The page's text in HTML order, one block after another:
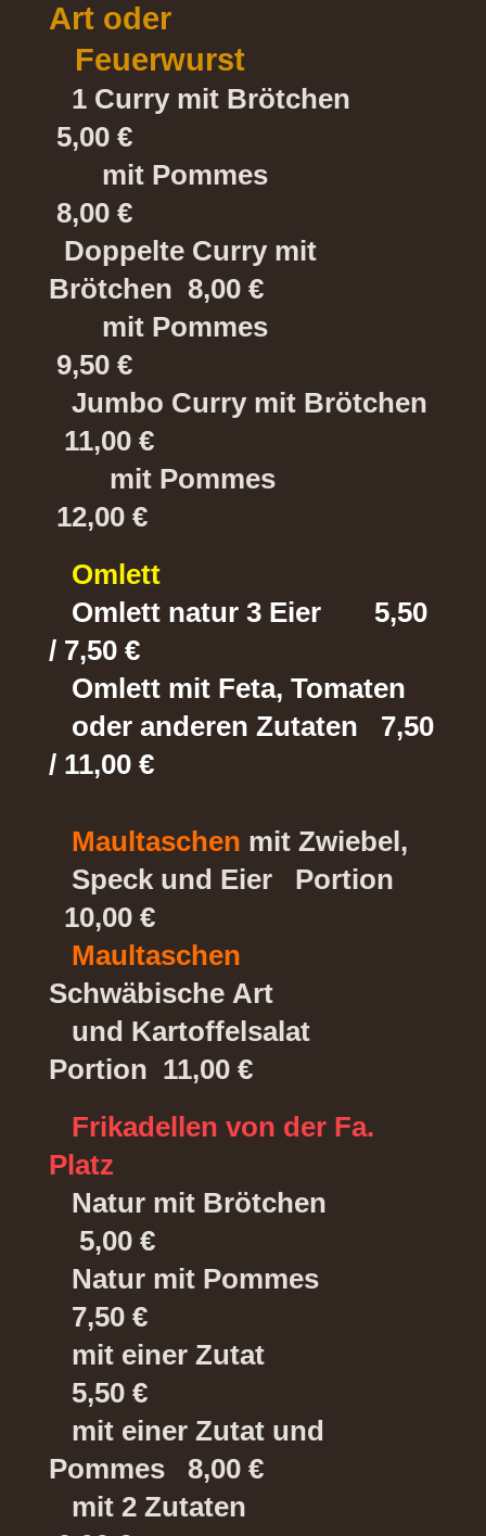
Art oder
Feuerwurst
1 Curry mit Brötchen
5,00 €
mit Pommes
8,00 €
Doppelte Curry mit
Brötchen 8,00 €
mit Pommes
9,50 €
Jumbo Curry mit Brötchen
11,00 €
mit Pommes
12,00 €
Omlett
Omlett natur 3 Eier 5,50
/ 7,50 €
Omlett mit Feta, Tomaten
oder anderen Zutaten 7,50
/ 11,00 €
Maultaschen mit Zwiebel,
Speck und Eier Portion
10,00 €
Maultaschen
Schwäbische Art
und Kartoffelsalat
Portion 11,00 €
Frikadellen von der Fa.
Platz
Natur mit Brötchen
5,00 €
Natur mit Pommes
7,50 €
mit einer Zutat
5,50 €
mit einer Zutat und
Pommes 8,00 €
mit 2 Zutaten